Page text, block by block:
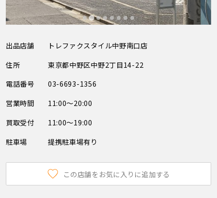
出品店舗
トレファクスタイル中野南口店
住所
東京都中野区中野2丁目14-22
電話番号
03-6693-1356
営業時間
11:00～20:00
買取受付
11:00～19:00
駐車場
提携駐車場有り
この店舗をお気に入りに追加する